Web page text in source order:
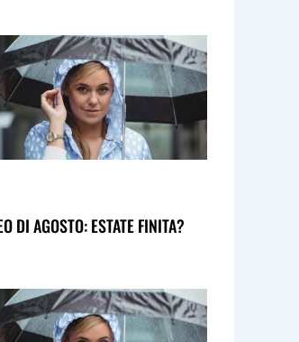
DI AGOSTO: ESTATE FINITA?